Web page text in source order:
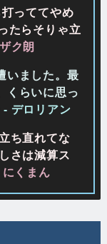
っててやめ
たらそりゃ立
ク朗
いました。最
くらいに思っ
- デロリアン
ち直れてな
さは減算ス
にくまん